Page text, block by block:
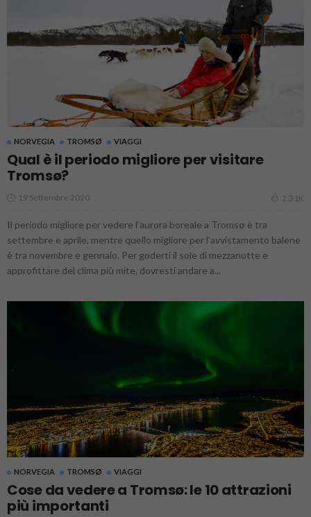
NORVEGIA TROMSØ VIAGGI
Qual è il periodo migliore per visitare
Tromsø?
19 Settembre 2020 2.31K
Il periodo migliore per vedere l’aurora boreale a Tromsø è tra
settembre e aprile, mentre quello migliore per l'avvistamento balene
è tra novembre e gennaio. Per goderti il sole di mezzanotte e
approfittare del clima più mite, dovresti andare a...
NORVEGIA TROMSØ VIAGGI
Cose da vedere a Tromsø: le 10 attrazioni
più importanti